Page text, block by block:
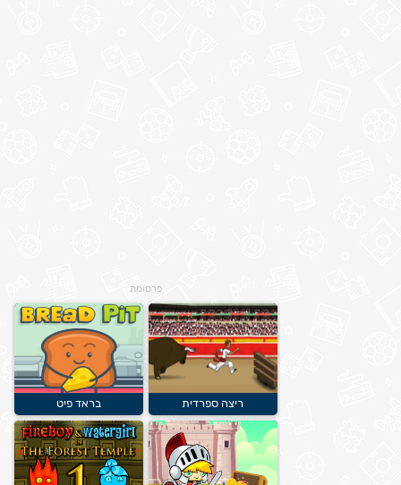
פרסומת
ריצה ספרדית בראד פיט